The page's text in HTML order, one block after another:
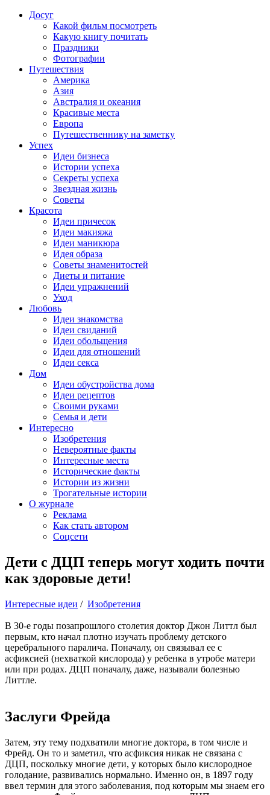
Досуг
Какой фильм посмотреть
Какую книгу почитать
Праздники
Фотографии
Путешествия
Америка
Азия
Австралия и океания
Красивые места
Европа
Путешественнику на заметку
Успех
Идеи бизнеса
Истории успеха
Секреты успеха
Звездная жизнь
Советы
Красота
Идеи причесок
Идеи макияжа
Идеи маникюра
Идея образа
Советы знаменитостей
Диеты и питание
Идеи упражнений
Уход
Любовь
Идеи знакомства
Идеи свиданий
Идеи обольщения
Идеи для отношений
Идеи секса
Дом
Идеи обустройства дома
Идеи рецептов
Своими руками
Семья и дети
Интересно
Изобретения
Невероятные факты
Интересные места
Исторические факты
Истории из жизни
Трогательные истории
О журнале
Реклама
Как стать автором
Соцсети
Дети с ДЦП теперь могут ходить почти
как здоровые дети!
Интересные идеи / Изобретения
В 30-е годы позапрошлого столетия доктор Джон Литтл был
первым, кто начал плотно изучать проблему детского
церебрального паралича. Поначалу, он связывал ее с
асфиксией (нехваткой кислорода) у ребенка в утробе матери
или при родах. ДЦП поначалу, даже, называли болезнью
Литтле.
Заслуги Фрейда
Затем, эту тему подхватили многие доктора, в том числе и
Фрейд. Он то и заметил, что асфиксия никак не связана с
ДЦП, поскольку многие дети, у которых было кислородное
голодание, развивались нормально. Именно он, в 1897 году
ввел термин для этого заболевания, под которым мы знаем его